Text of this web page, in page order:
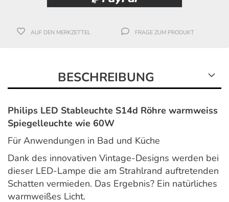
AUF DEN MERKZETTEL FRAGE ZUM PRODUKT
BESCHREIBUNG
Philips LED Stableuchte S14d Röhre warmweiss
Spiegelleuchte wie 60W
Für Anwendungen in Bad und Küche
Dank des innovativen Vintage-Designs werden bei
dieser LED-Lampe die am Strahlrand auftretenden
Schatten vermieden. Das Ergebnis? Ein natürliches
warmweißes Licht.